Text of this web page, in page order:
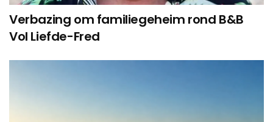
Verbazing om familiegeheim rond B&B
Vol Liefde-Fred